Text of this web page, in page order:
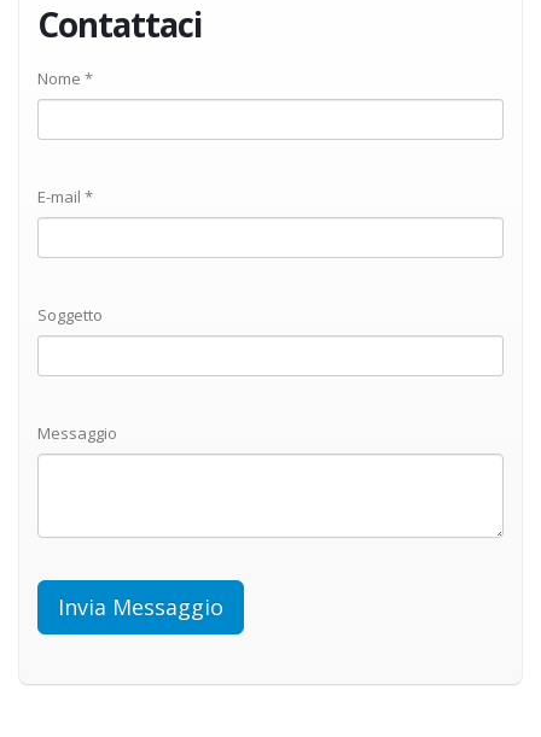
Contattaci
Nome *
E-mail *
Soggetto
Messaggio